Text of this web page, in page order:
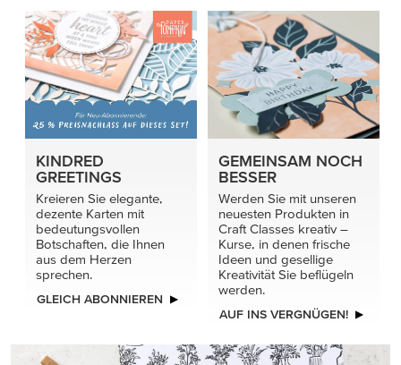
KINDRED
GREETINGS
Kreieren Sie elegante,
dezente Karten mit
bedeutungsvollen
Botschaften, die Ihnen
aus dem Herzen
sprechen.
GLEICH ABONNIEREN
GEMEINSAM NOCH
BESSER
Werden Sie mit unseren
neuesten Produkten in
Craft Classes kreativ –
Kurse, in denen frische
Ideen und gesellige
Kreativität Sie beflügeln
werden.
AUF INS VERGNÜGEN!